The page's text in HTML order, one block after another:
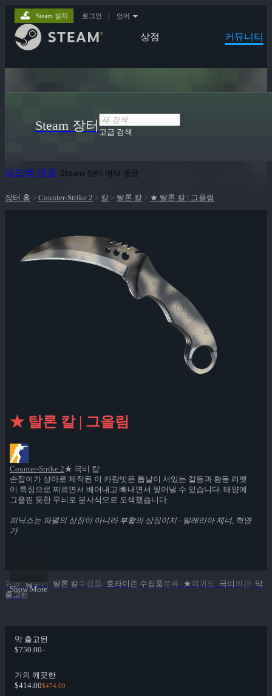
상점 커뮤니티
Steam 설치 로그인 | 언어
Steam 장터 고급 검색
피드백 제공 Steam 장터 베타 종료
장터 홈 > Counter-Strike 2 > 칼 > 탈론 칼 > ★ 탈론 칼 | 그을림
★ 탈론 칼 | 그을림
Counter-Strike 2★ 극비 칼
손잡이가 상아로 제작된 이 카람빗은 톱날이 서있는 칼등과 황동 리벳
이 특징으로 찌르면서 베어내고 빼내면서 찢어낼 수 있습니다. 태양에
그을린 듯한 무늬로 분사식으로 도색했습니다.
피닉스는 파멸의 상징이 아니라 부활의 상징이지 - 발레리아 제너, 혁명
가
Show More
유형: 칼무기 : 탈론 칼수집품: 호라이즌 수집품분류: ★희귀도 : 극비 외관: 막
출고된
막 출고된
$750.00--
거의 깨끗한
$414.00$474.00